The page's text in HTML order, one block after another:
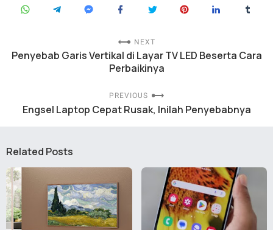
NEXT
Penyebab Garis Vertikal di Layar TV LED Beserta Cara
Perbaikinya
PREVIOUS
Engsel Laptop Cepat Rusak, Inilah Penyebabnya
Related Posts